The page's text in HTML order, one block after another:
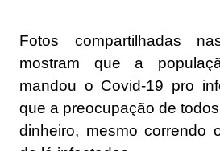
Fotos compartilhadas
mostram que a
mandou o Covid-19 pro
que a preocupação de
dinheiro, mesmo correndo